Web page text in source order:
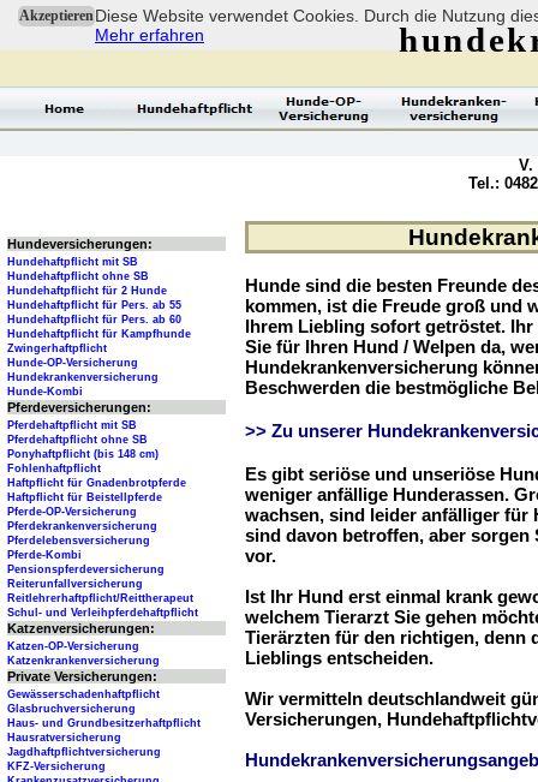
AkzeptierenDiese Website verwendet Cookies. Durch die Nutzung
Mehr erfahren
Hunde sind die besten Freunde
kommen, ist die Freude groß und
Ihrem Liebling sofort getröstet.
Sie für Ihren Hund / Welpen da,
Hundekrankenversicherung
Beschwerden die bestmögliche
>> Zu unserer
Es gibt seriöse und unseriöse
weniger anfällige Hunderassen.
wachsen, sind leider anfälliger für
sind davon betroffen, aber sorgen
vor.
Ist Ihr Hund erst einmal krank
welchem Tierarzt Sie gehen
Tierärzten für den richtigen, denn
Lieblings entscheiden.
Wir vermitteln deutschlandweit
Versicherungen,
Hundeversicherungen:
Hundehaftpflicht mit SB
Hundehaftpflicht ohne SB
Hundehaftpflicht für 2 Hunde
Hundehaftpflicht für Pers. ab 55
Hundehaftpflicht für Pers. ab 60
Hundehaftpflicht für Kampfhunde
Zwingerhaftpflicht
Hunde-OP-Versicherung
Hundekrankenversicherung
Hunde-Kombi
Pferdeversicherungen:
Pferdehaftpflicht mit SB
Pferdehaftpflicht ohne SB
Ponyhaftpflicht (bis 148 cm)
Fohlenhaftpflicht
Haftpflicht für Gnadenbrotpferde
Haftpflicht für Beistellpferde
Pferde-OP-Versicherung
Pferdekrankenversicherung
Pferdelebensversicherung
Pferde-Kombi
Pensionspferdeversicherung
Reiterunfallversicherung
Reitlehrerhaftpflicht/Reittherapeut
Schul- und Verleihpferdehaftpflicht
Katzenversicherungen:
Katzen-OP-Versicherung
Katzenkrankenversicherung
Private Versicherungen:
Gewässerschadenhaftpflicht
Glasbruchversicherung
Haus- und Grundbesitzerhaftpflicht
Hausratversicherung
Jagdhaftpflichtversicherung
KFZ-Versicherung
V.
Tel.: